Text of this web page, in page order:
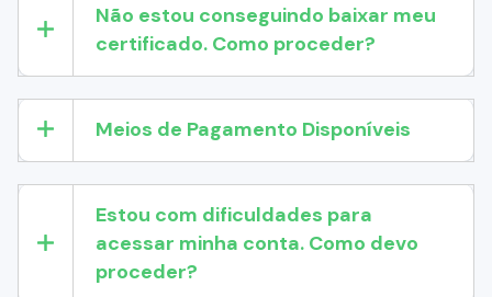
Não estou conseguindo baixar meu
certificado. Como proceder?
Meios de Pagamento Disponíveis
Estou com dificuldades para
acessar minha conta. Como devo
proceder?